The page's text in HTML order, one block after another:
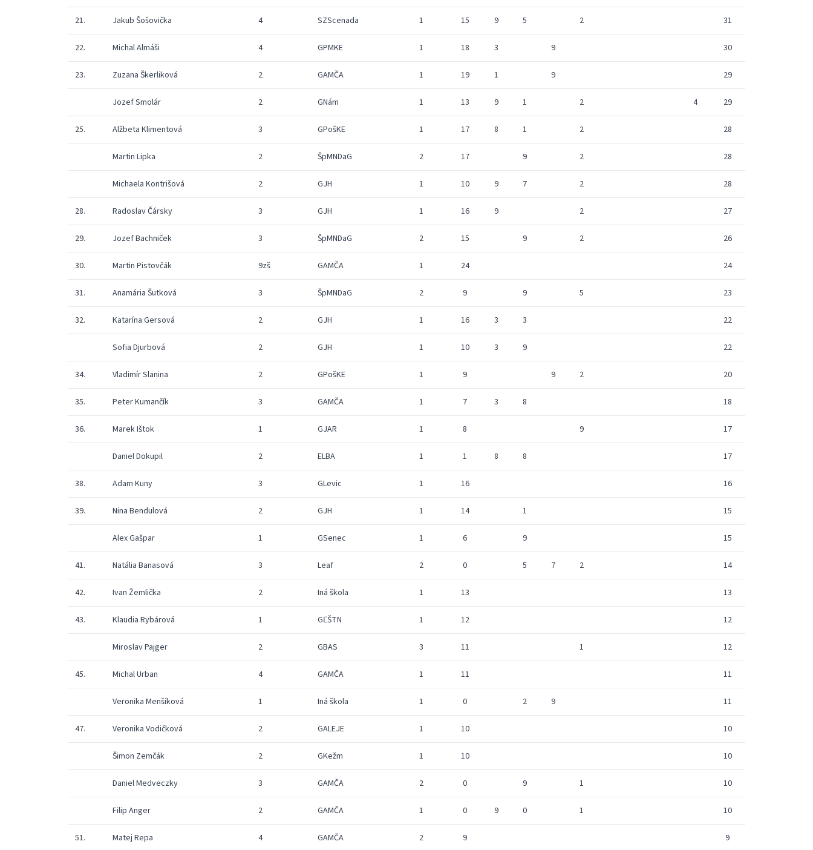
21. Jakub Šošovička 4 SZScenada 1 15 9 5 2 31
22. Michal Almáši 4 GPMKE 1 18 3 9 30
23. Zuzana Škerliková 2 GAMČA 1 19 1 9 29
Jozef Smolár 2 GNám 1 13 9 1 2 4 29
25. Alžbeta Klimentová 3 GPošKE 1 17 8 1 2 28
Martin Lipka 2 ŠpMNDaG 2 17 9 2 28
Michaela Kontrišová 2 GJH 1 10 9 7 2 28
28. Radoslav Čársky 3 GJH 1 16 9 2 27
29. Jozef Bachniček 3 ŠpMNDaG 2 15 9 2 26
30. Martin Pistovčák 9zš GAMČA 1 24 24
31. Anamária Šutková 3 ŠpMNDaG 2 9 9 5 23
32. Katarína Gersová 2 GJH 1 16 3 3 22
Sofia Djurbová 2 GJH 1 10 3 9 22
34. Vladimír Slanina 2 GPošKE 1 9 9 2 20
35. Peter Kumančík 3 GAMČA 1 7 3 8 18
36. Marek Ištok 1 GJAR 1 8 9 17
Daniel Dokupil 2 ELBA 1 1 8 8 17
38. Adam Kuny 3 GLevic 1 16 16
39. Nina Bendulová 2 GJH 1 14 1 15
Alex Gašpar 1 GSenec 1 6 9 15
41. Natália Banasová 3 Leaf 2 0 5 7 2 14
42. Ivan Žemlička 2 Iná škola 1 13 13
43. Klaudia Rybárová 1 GĽŠTN 1 12 12
Miroslav Pajger 2 GBAS 3 11 1 12
45. Michal Urban 4 GAMČA 1 11 11
Veronika Menšíková 1 Iná škola 1 0 2 9 11
47. Veronika Vodičková 2 GALEJE 1 10 10
Šimon Zemčák 2 GKežm 1 10 10
Daniel Medveczky 3 GAMČA 2 0 9 1 10
Filip Anger 2 GAMČA 1 0 9 0 1 10
51. Matej Repa 4 GAMČA 2 9 9